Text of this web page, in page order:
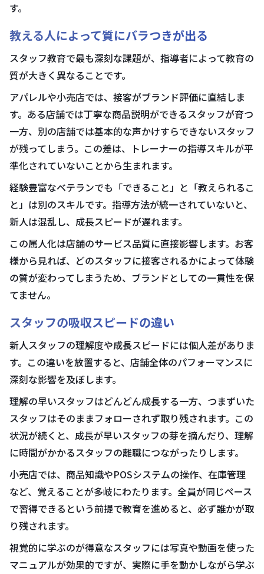
す。
教える人によって質にバラつきが出る
スタッフ教育で最も深刻な課題が、指導者によって教育の
質が大きく異なることです。
アパレルや小売店では、接客がブランド評価に直結しま
す。ある店舗では丁寧な商品説明ができるスタッフが育つ
一方、別の店舗では基本的な声かけすらできないスタッフ
が残ってしまう。この差は、トレーナーの指導スキルが平
準化されていないことから生まれます。
経験豊富なベテランでも「できること」と「教えられるこ
と」は別のスキルです。指導方法が統一されていないと、
新人は混乱し、成長スピードが遅れます。
この属人化は店舗のサービス品質に直接影響します。お客
様から見れば、どのスタッフに接客されるかによって体験
の質が変わってしまうため、ブランドとしての一貫性を保
てません。
スタッフの吸収スピードの違い
新人スタッフの理解度や成長スピードには個人差がありま
す。この違いを放置すると、店舗全体のパフォーマンスに
深刻な影響を及ぼします。
理解の早いスタッフはどんどん成長する一方、つまずいた
スタッフはそのままフォローされず取り残されます。この
状況が続くと、成長が早いスタッフの芽を摘んだり、理解
に時間がかかるスタッフの離職につながったりします。
小売店では、商品知識やPOSシステムの操作、在庫管理
など、覚えることが多岐にわたります。全員が同じペース
で習得できるという前提で教育を進めると、必ず誰かが取
り残されます。
視覚的に学ぶのが得意なスタッフには写真や動画を使った
マニュアルが効果的ですが、実際に手を動かしながら学ぶ